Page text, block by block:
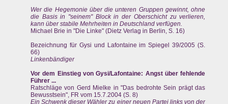
Wer die Hegemonie über die unteren Gruppen gewinnt, ohne
die Basis in "seinem" Block in der Oberschicht zu verlieren,
kann über stabile Mehrheiten in Deutschland verfügen.
Michael Brie in "Die Linke" (Dietz Verlag in Berlin, S. 16)
Bezeichnung für Gysi und Lafontaine im Spiegel 39/2005 (S.
66)
Linkenbändiger
Vor dem Einstieg von Gysi/Lafontaine: Angst über fehlende
Führer ...
Ratschläge von Gerd Mielke in "Das bedrohte Sein prägt das
Bewusstsein", FR vom 15.7.2004 (S. 8)
Ein Schwenk dieser Wähler zu einer neuen Partei links von der